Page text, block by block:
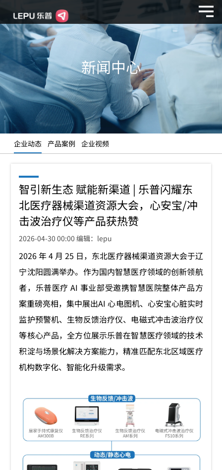
新闻中心
企业动态 产品案例 企业视频
智引新生态 赋能新渠道 | 乐普闪耀东
北医疗器械渠道资源大会，心安宝/冲
击波治疗仪等产品获热赞
2026-04-30 00:00 编辑：lepu
2026 年 4 月 25 日，东北医疗器械渠道资源大会于辽
宁沈阳圆满举办。作为国内智慧医疗领域的创新领航
者，乐普医疗 AI 事业部受邀携智慧医院整体产品方
案重磅亮相，集中展出AI 心电图机、心安宝心脏实时
监护预警机、生物反馈治疗仪、电磁式冲击波治疗仪
等核心产品，全方位展示乐普在智慧医疗领域的技术
积淀与场景化解决方案能力，精准匹配东北区域医疗
机构数字化、智能化升级需求。